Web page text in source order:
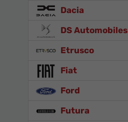
Dacia
DS Automobiles
Etrusco
Fiat
Ford
Futura